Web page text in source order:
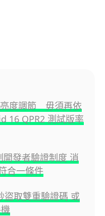
度調節 毋須再依
QPR2 測試版率
發者驗證制度 消
合一條件
取雙重驗證碼 或